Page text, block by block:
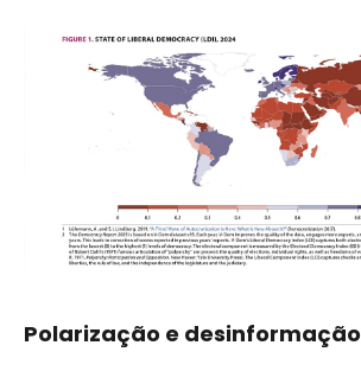
Polarização e desinformação